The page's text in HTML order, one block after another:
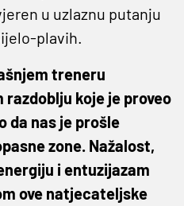
u uzlaznu putanju
plavih.
treneru
razdoblju koje je proveo
da nas je prošle
zone. Nažalost,
i entuzijazam
ove natjecateljske